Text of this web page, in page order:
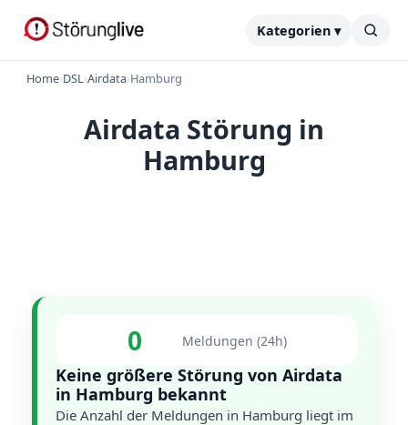
Kategorien ▾
Home›DSL›Airdata›Hamburg
Airdata Störung in
Hamburg
0 Meldungen (24h)
Keine größere Störung von Airdata
in Hamburg bekannt
Die Anzahl der Meldungen in Hamburg liegt im